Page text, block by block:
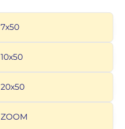
7x50
10x50
20x50
ZOOM